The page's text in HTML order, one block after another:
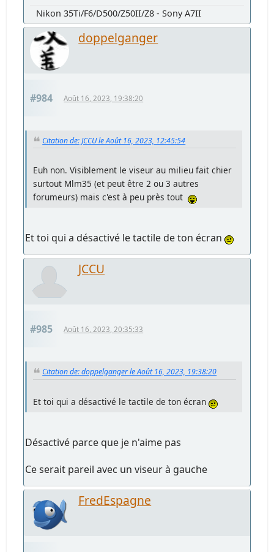
Nikon 35Ti/F6/D500/Z50II/Z8 - Sony A7II
doppelganger
#984 Août 16, 2023, 19:38:20
Citation de: JCCU le Août 16, 2023, 12:45:54
Euh non. Visiblement le viseur au milieu fait chier
surtout Mlm35 (et peut être 2 ou 3 autres
forumeurs) mais c'est à peu près tout
Et toi qui a désactivé le tactile de ton écran
JCCU
#985 Août 16, 2023, 20:35:33
Citation de: doppelganger le Août 16, 2023, 19:38:20
Et toi qui a désactivé le tactile de ton écran
Désactivé parce que je n'aime pas
Ce serait pareil avec un viseur à gauche
FredEspagne